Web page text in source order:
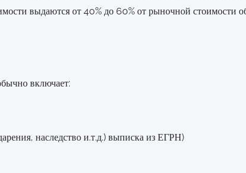
выдаются от 40% до 60% от рыночной стоимости
включает:
наследство и.т.д.) выписка из ЕГРН)